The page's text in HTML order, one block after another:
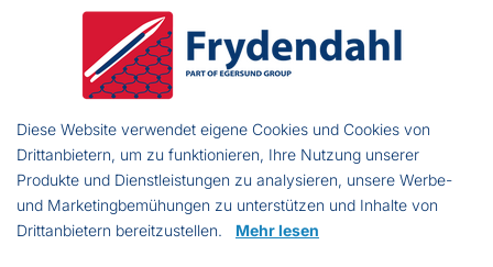
Polyäthylen 3 -fach
Ø: 5mm.
Spulen von 220m.
Farben: Schwarz
Geeignet für Schlittenhunderennen
Diese Website verwendet eigene Cookies und Cookies von
Drittanbietern, um zu funktionieren, Ihre Nutzung unserer
Produkte und Dienstleistungen zu analysieren, unsere Werbe-
und Marketingbemühungen zu unterstützen und Inhalte von
Drittanbietern bereitzustellen. Mehr lesen